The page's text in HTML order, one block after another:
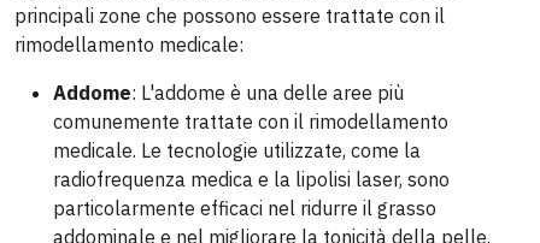
principali zone che possono essere trattate con il
rimodellamento medicale:
Addome: L'addome è una delle aree più
comunemente trattate con il rimodellamento
medicale. Le tecnologie utilizzate, come la
radiofrequenza medica e la lipolisi laser, sono
particolarmente efficaci nel ridurre il grasso
addominale e nel migliorare la tonicità della pelle.